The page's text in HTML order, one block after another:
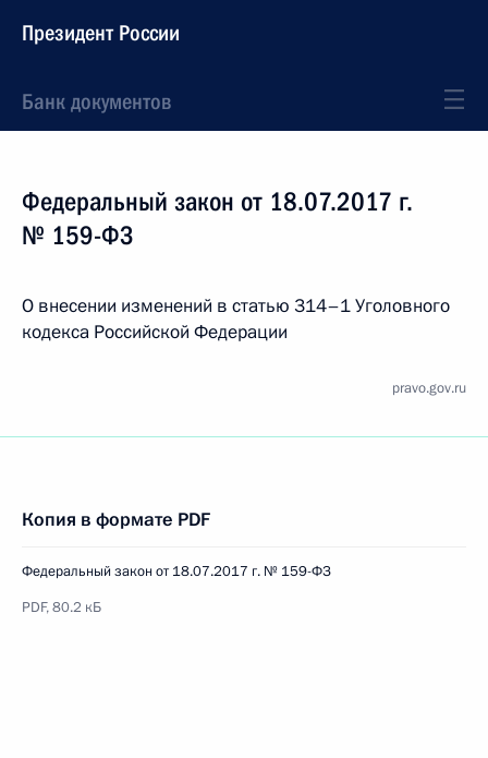
Президент России
Банк документов
Федеральный закон от 18.07.2017 г.
№ 159-ФЗ
О внесении изменений в статью 314–1 Уголовного
кодекса Российской Федерации
pravo.gov.ru
Копия в формате PDF
Федеральный закон от 18.07.2017 г. № 159-ФЗ
PDF, 80.2 кБ